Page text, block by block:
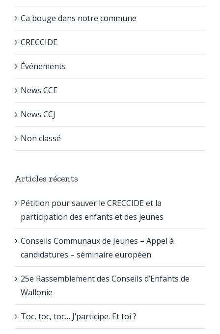
Ca bouge dans notre commune
CRECCIDE
Événements
News CCE
News CCJ
Non classé
Articles récents
Pétition pour sauver le CRECCIDE et la
participation des enfants et des jeunes
Conseils Communaux de Jeunes – Appel à
candidatures – séminaire européen
25e Rassemblement des Conseils d’Enfants de
Wallonie
Toc, toc, toc… J’participe. Et toi ?